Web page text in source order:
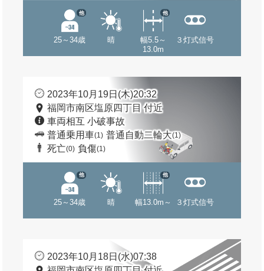
25～34歳
他
晴
幅5.5～
13.0m
他
３灯式信号
2023年10月19日(木)20:32
福岡市南区塩原四丁目 付近
車両相互 小破事故
普通乗用車(1) 普通自動二輪大(1)
死亡(0) 負傷(1)
25～34歳
他
晴 幅13.0m～
他
３灯式信号
2023年10月18日(水)07:38